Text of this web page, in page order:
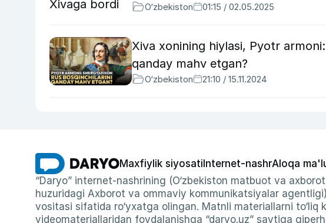
O‘zbekiston 01:15 / 02.05.2025
Xiva xonining hiylasi, Pyotr
qanday mahv etgan?
O‘zbekiston 21:10 / 15.11.2024
Maxfiylik siyosati Internet-nashrAloqa
“Daryo” internet-nashrining (O‘zbekiston matbuot va
huzuridagi Axborot va ommaviy kommunikatsiyalar
vositasi sifatida ro‘yxatga olingan. Matnli materiallarni
videomateriallaridan foydalanishga “daryo.uz” saytiga